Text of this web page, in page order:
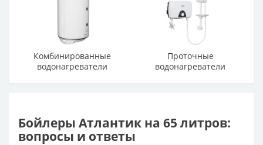
Бойлеры Атлантик на 65 литров:
вопросы и ответы
Комбинированные
водонагреватели
Проточные
водонагреватели